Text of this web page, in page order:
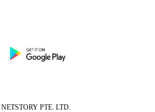
NETSTORY PTE. LTD.